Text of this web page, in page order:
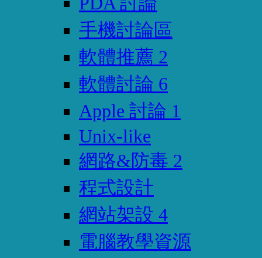
手機討論區
軟體推薦 2
軟體討論 6
Apple 討論 1
Unix-like
網路&防毒 2
程式設計
網站架設 4
電腦教學資源